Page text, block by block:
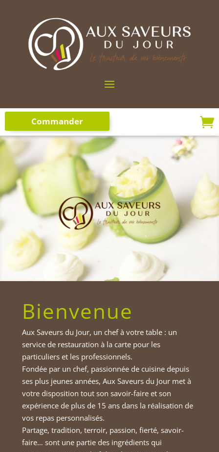
Commander 
Bienvenue
Aux Saveurs du Jour, un chef à votre table : un
service de restauration à la carte pour les
particuliers et les professionnels.
Fondée par un chef, passionnée de cuisine depuis
ses plus jeunes années, Aux Saveurs du Jour met à
votre disposition tout son savoir-faire et son
expérience de plus de 15 ans dans la réalisation de
vos repas personnalisés.
Partage, tradition, terroir, passion, fierté, savoir-
faire… sont une partie des ingrédients qui